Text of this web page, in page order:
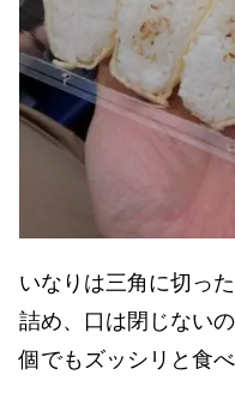
いなりは三角に切っ
詰め、口は閉じない
個でもズッシリと食